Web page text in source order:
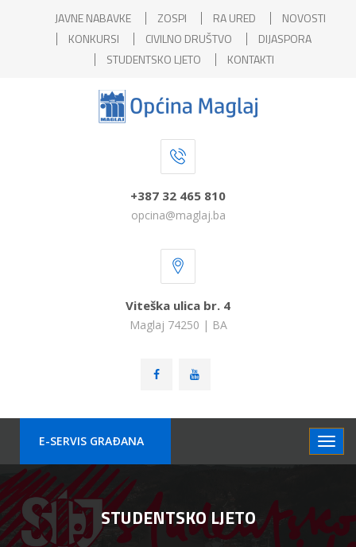
JAVNE NABAVKE ZOSPI RA URED
NOVOSTI
KONKURSI
CIVILNO DRUŠTVO
DIJASPORA
STUDENTSKO LJETO
KONTAKTI
+387 32 465 810
opcina@maglaj.ba
Viteška ulica br. 4
Maglaj 74250 | BA
E-SERVIS GRAÐANA
STUDENTSKO LJETO